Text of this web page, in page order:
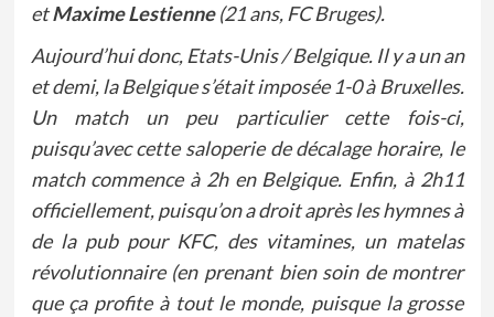
etMaxime Lestienne(21 ans, FC Bruges).
Aujourd’hui donc, Etats-Unis / Belgique. Il y a un an
et demi, la Belgique s’était imposée 1-0 à Bruxelles.
Un match un peu particulier cette fois-ci,
puisqu’avec cette saloperie de décalage horaire, le
match commence à 2h en Belgique. Enfin, à 2h11
officiellement, puisqu’on a droit après les hymnes à
de la pub pour KFC, des vitamines, un matelas
révolutionnaire (en prenant bien soin de montrer
que ça profite à tout le monde, puisque la grosse